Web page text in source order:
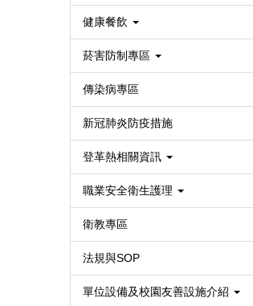
健康餐飲
菸害防制專區
傳染病專區
新冠肺炎防疫措施
登革熱相關資訊
職業安全衛生護理
衛教專區
法規與SOP
單位設備及校園友善設施介紹